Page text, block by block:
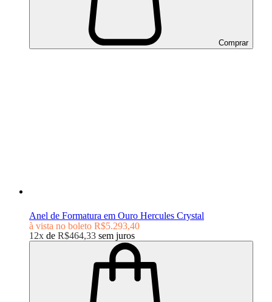
Comprar
Anel de Formatura em Ouro Hercules Crystal
à vista no boleto R$5.293,40
12x de R$464,33 sem juros